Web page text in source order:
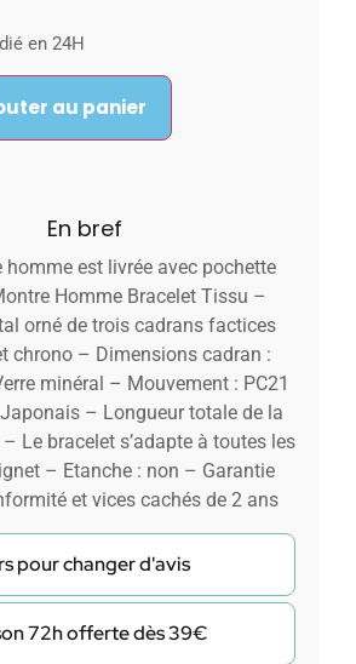
en 24H
au panier
En bref
homme est livrée avec pochette
Homme Bracelet Tissu –
orné de trois cadrans factices
chrono – Dimensions cadran :
minéral – Mouvement : PC21
– Longueur totale de la
Le bracelet s’adapte à toutes les
– Etanche : non – Garantie
et vices cachés de 2 ans
pour changer d'avis
72h offerte dès 39€